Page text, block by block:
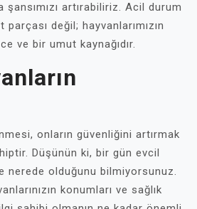
artırabiliriz. Acil durum
parçası değil; hayvanlarımızın
ve bir umut kaynağıdır.
onların güvenliğini artırmak
Düşünün ki, bir gün evcil
nerede olduğunu bilmiyorsunuz.
konumları ve sağlık